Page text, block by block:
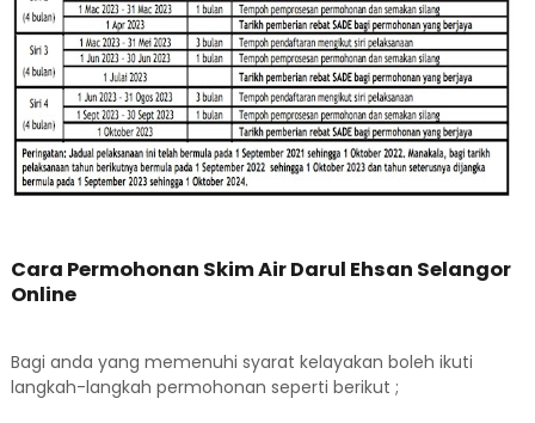
Cara Permohonan Skim Air Darul Ehsan Selangor
Online
Bagi anda yang memenuhi syarat kelayakan boleh ikuti
langkah-langkah permohonan seperti berikut ;